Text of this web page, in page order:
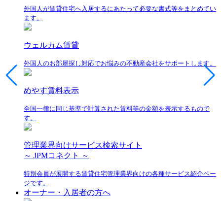
外国人が賃貸住宅へ入居するにあたって必要な書式等をまとめてい
ます。
ウェルカム賃貸
外国人のお部屋探し対応でお悩みの不動産会社をサポートします。
めやす賃料表示
全国一律に同じ基準で計算された賃料等の金額を表示するもので
す。
管理業界向けサービス検索サイト
～ JPMコネクト ～
特別会員が展開する賃貸住宅管理業界向けの各種サービス紹介ペー
ジです。
オーナー・入居者の方へ